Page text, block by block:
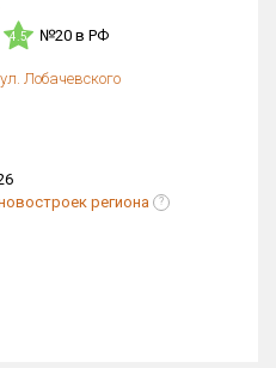
4.5 №20 в РФ
Лобачевского
региона ?